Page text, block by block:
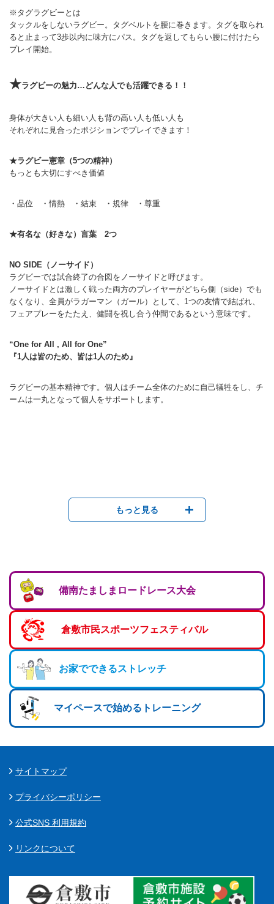
※タグラグビーとは
タックルをしないラグビー。タグベルトを腰に巻きます。タグを取られ
ると止まって3歩以内に味方にパス。タグを返してもらい腰に付けたら
プレイ開始。
★ラグビーの魅力…どんな人でも活躍できる！！
身体が大きい人も細い人も背の高い人も低い人も
それぞれに見合ったポジションでプレイできます！
★ラグビー憲章（5つの精神）
もっとも大切にすべき価値
・品位 ・情熱 ・結束 ・規律 ・尊重
★有名な（好きな）言葉 2つ
NO SIDE（ノーサイド）
ラグビーでは試合終了の合図をノーサイドと呼びます。
ノーサイドとは激しく戦った両方のプレイヤーがどちら側（side）でも
なくなり、全員がラガーマン（ガール）として、1つの友情で結ばれ、
フェアプレーをたたえ、健闘を祝し合う仲間であるという意味です。
“One for All , All for One”
『1人は皆のため、皆は1人のため』
ラグビーの基本精神です。個人はチーム全体のために自己犠牲をし、チ
ームは一丸となって個人をサポートします。
もっと見る
備南たましまロードレース大会
倉敷市民スポーツフェスティバル
お家でできるストレッチ
マイペースで始めるトレーニング
サイトマップ
プライバシーポリシー
公式SNS 利用規約
リンクについて